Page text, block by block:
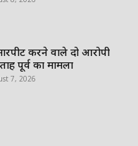
करने वाले दो आरोपी
पूर्व का मामला
7, 2026